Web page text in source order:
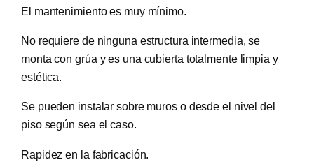
El mantenimiento es muy mínimo.
No requiere de ninguna estructura intermedia, se
monta con grúa y es una cubierta totalmente limpia y
estética.
Se pueden instalar sobre muros o desde el nivel del
piso según sea el caso.
Rapidez en la fabricación.